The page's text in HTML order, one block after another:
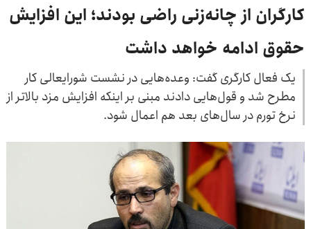
کارگران از چانه‌زنی راضی بودند؛ این افزایش
حقوق ادامه خواهد داشت
یک فعال کارگری گفت: وعده‌هایی در نشست شورایعالی کار
مطرح شد و قول‌هایی دادند مبنی بر اینکه افزایش مزد بالاتر از
نرخ تورم در سال‌های بعد هم اعمال شود.